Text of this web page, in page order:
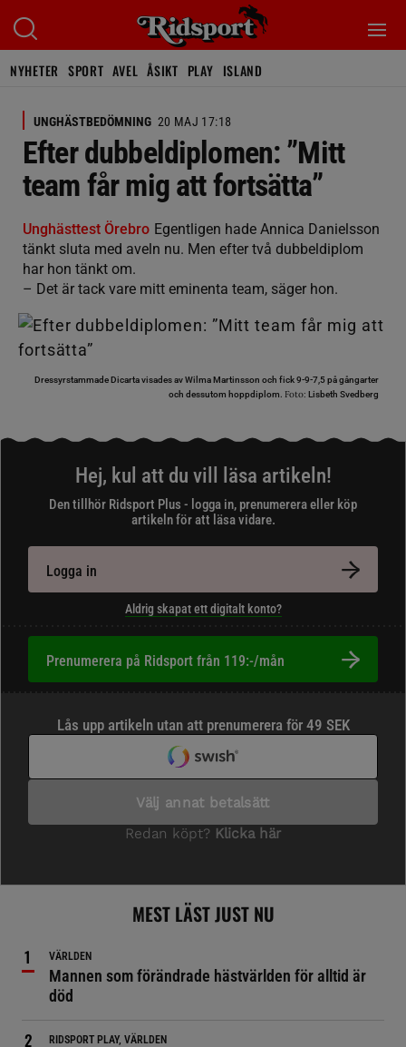
NYHETER SPORT AVEL ÅSIKT PLAY ISLAND
UNGHÄSTBEDÖMNING 20 MAJ 17:18
Efter dubbeldiplomen: ”Mitt
team får mig att fortsätta”
Unghästtest Örebro Egentligen hade Annica Danielsson
tänkt sluta med aveln nu. Men efter två dubbeldiplom
har hon tänkt om.
– Det är tack vare mitt eminenta team, säger hon.
Dressyrstammade Dicarta visades av Wilma Martinsson och fick 9-9-7,5 på gångarter
och dessutom hoppdiplom. Foto: Lisbeth Svedberg
Hej, kul att du vill läsa artikeln!
Den tillhör Ridsport Plus - logga in, prenumerera eller köp
artikeln för att läsa vidare.
Logga in
Aldrig skapat ett digitalt konto?
Prenumerera på Ridsport från 119:-/mån
MEST LÄST JUST NU
VÄRLDEN
Mannen som förändrade hästvärlden för alltid är
död
RIDSPORT PLAY, VÄRLDEN